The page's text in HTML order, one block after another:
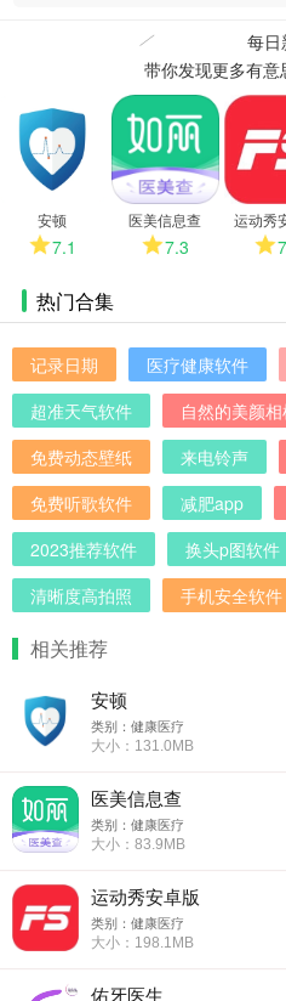
每日
带你发现更多有
安顿
7.1
医美信息查
7.3
运动秀
热门合集
记录日期 医疗健康软件
超准天气软件
自然的美颜
免费动态壁纸
来电铃声
免费听歌软件
减肥app
2023推荐软件
换头p图软件
清晰度高拍照
手机安全软件
相关推荐
安顿
类别：健康医疗
大小：131.0MB
医美信息查
类别：健康医疗
大小：83.9MB
运动秀安卓版
类别：健康医疗
大小：198.1MB
佑牙医生